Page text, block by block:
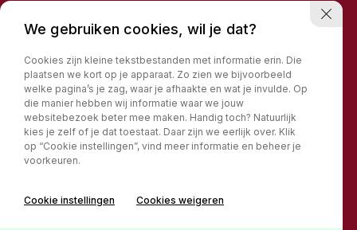
voor een auto.
Twijfel je? Wij adviseren je graag!
€ 0 € 100.000
ZOEKEN
We gebruiken cookies, wil je dat?
Cookies zijn kleine tekstbestanden met informatie erin. Die
plaatsen we kort op je apparaat. Zo zien we bijvoorbeeld
welke pagina’s je zag, waar je afhaakte en wat je invulde. Op
die manier hebben wij informatie waar we jouw
websitebezoek beter mee maken. Handig toch? Natuurlijk
kies je zelf of je dat toestaat. Daar zijn we eerlijk over. Klik
op “Cookie instellingen”, vind meer informatie en beheer je
voorkeuren.
Cookie instellingen Cookies weigeren